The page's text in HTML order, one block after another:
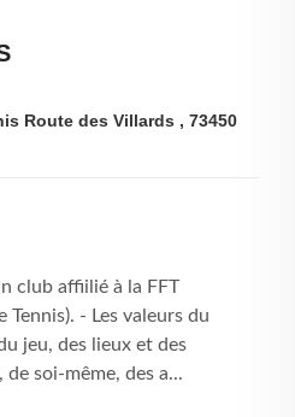
Route des Villards , 73450
club affiilié à la FFT
- Les valeurs du
jeu, des lieux et des
soi-même, des a...